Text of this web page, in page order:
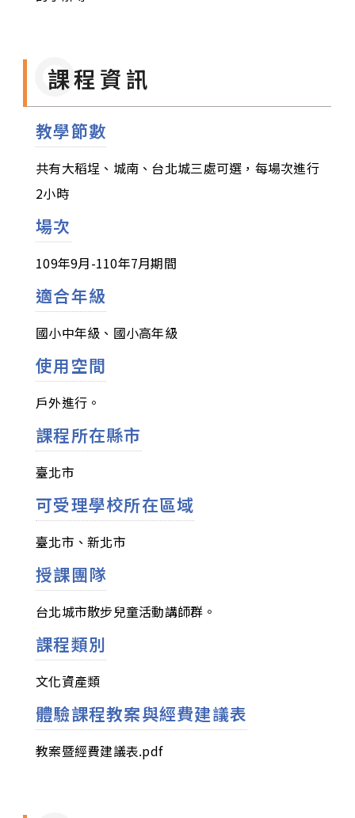
課程資訊
教學節數
共有大稻埕、城南、台北城三處可選，每場次進行
2小時
場次
109年9月-110年7月期間
適合年級
國小中年級、國小高年級
使用空間
戶外進行。
課程所在縣市
臺北市
可受理學校所在區域
臺北市、新北市
授課團隊
台北城市散步兒童活動講師群。
課程類別
文化資產類
體驗課程教案與經費建議表
教案暨經費建議表.pdf